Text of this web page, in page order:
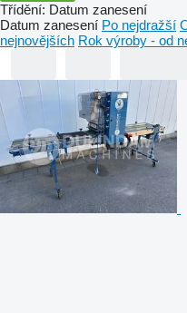
Třídění: Datum zanesení
Datum zanesení Po nejdražší
nejnovějších Rok výroby - od